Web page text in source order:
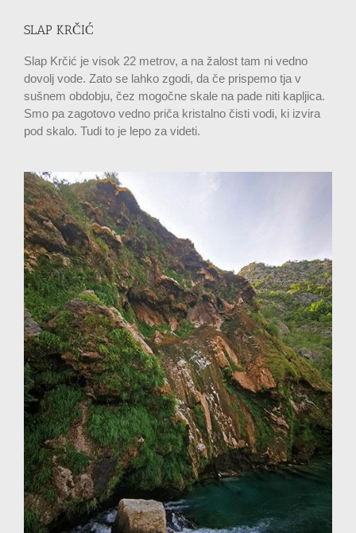
SLAP KRČIĆ
Slap Krčić je visok 22 metrov, a na žalost tam ni vedno
dovolj vode. Zato se lahko zgodi, da če prispemo tja v
sušnem obdobju, čez mogočne skale na pade niti kapljica.
Smo pa zagotovo vedno priča kristalno čisti vodi, ki izvira
pod skalo. Tudi to je lepo za videti.